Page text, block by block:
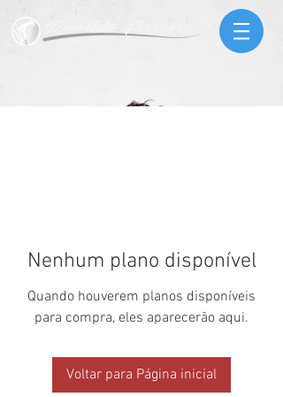
Nenhum plano disponível
Quando houverem planos disponíveis
para compra, eles aparecerão aqui.
Voltar para Página inicial